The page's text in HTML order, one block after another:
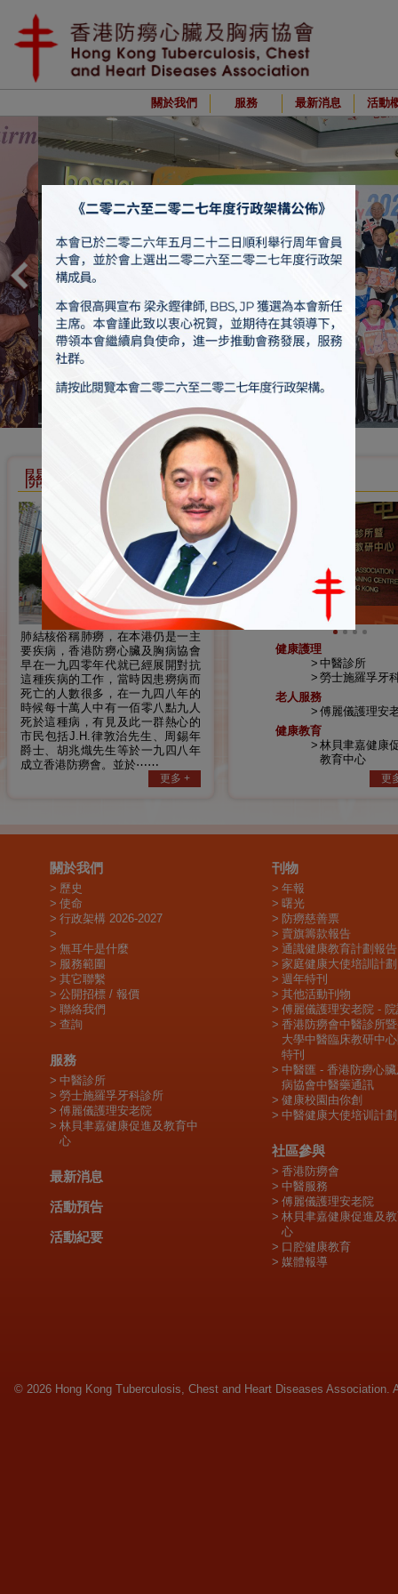
關於我們 服務 最新消息 活動
關於我們
肺結核俗稱肺癆，在本港仍是一主
要疾病，香港防癆心臟及胸病協會
早在一九四零年代就已經展開對抗
這種疾病的工作，當時因患癆病而
死亡的人數很多，在一九四八年的
時候每十萬人中有一佰零八點九人
死於這種病，有見及此一群熱心的
市民包括J.H.律敦治先生、周錫年
爵士、胡兆熾先生等於一九四八年
成立香港防癆會。並於⋯⋯
更多 +
服務
中醫診所
健康護理
中醫診所
勞士施羅孚牙
老人服務
傅麗儀護理安
健康教育
林貝聿嘉健康
教育中心
更
關於我們
歷史
使命
行政架構 2026-2027
無耳牛是什麼
服務範圍
其它聯繫
公開招標 / 報價
聯絡我們
查詢
服務
中醫診所
勞士施羅孚牙科診所
傅麗儀護理安老院
林貝聿嘉健康促進及教育中
心
最新消息
活動預告
活動紀要
刊物
年報
曙光
防癆慈善票
賣旗籌款報告
通識健康教育計劃報告
家庭健康大使培訓計劃
週年特刊
其他活動刊物
傅麗儀護理安老院 -
香港防癆會中醫診所
大學中醫臨床教研中
特刊
中醫匯 - 香港防癆心
病協會中醫藥通訊
健康校園由你創
中醫健康大使培训計劃
社區參與
香港防癆會
中醫服務
傅麗儀護理安老院
林貝聿嘉健康促進及
心
口腔健康教育
媒體報導
© 2026 Hong Kong Tuberculosis, Chest and Heart Diseases Association.